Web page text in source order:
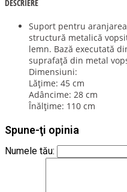
DESCRIERE
Suport pentru
structură metalică
lemn. Bază executată
suprafață din metal
Dimensiuni:
Lățime: 45 cm
Adâncime: 28 cm
Înălțime: 110 cm
Spune-ţi opinia
Numele tău: